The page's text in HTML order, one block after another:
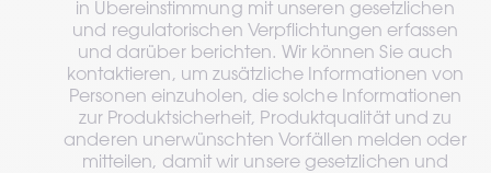
in Übereinstimmung mit unseren gesetzlichen
und regulatorischen Verpflichtungen erfassen
und darüber berichten. Wir können Sie auch
kontaktieren, um zusätzliche Informationen von
Personen einzuholen, die solche Informationen
zur Produktsicherheit, Produktqualität und zu
anderen unerwünschten Vorfällen melden oder
mitteilen, damit wir unsere gesetzlichen und